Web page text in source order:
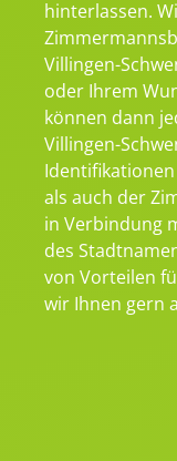
hinterlassen.
Villingen-
oder Ihrem
können dann
Villingen-
als auch der
in Verbindung
des
von Vorteilen
wir Ihnen gern